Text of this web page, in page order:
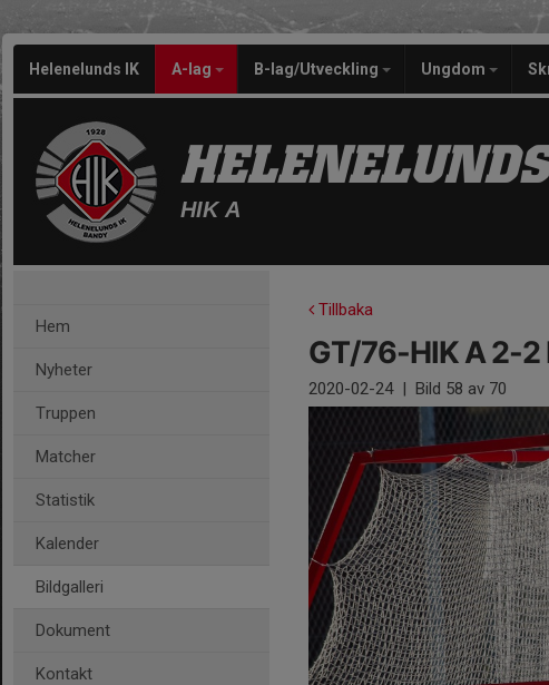
Helenelunds IK A-lag B-lag/Utveckling Ungdom
HIK A
Hem
Nyheter
Truppen
Matcher
Statistik
Kalender
Bildgalleri
Dokument
Kontakt
Tillbaka
GT/76-HIK A 2-
2020-02-24 | Bild 58 av 70